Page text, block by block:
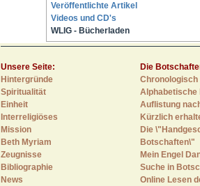
Veröffentlichte Artikel
Videos und CD's
WLIG - Bücherladen
Unsere Seite:
Hintergründe
Spiritualität
Einheit
Interreligiöses
Mission
Beth Myriam
Zeugnisse
Bibliographie
News
Die
Alphabetische
Auflistung
Kürzlich
Die
Botschaften\"
Mein Engel
Suche in
Online Lesen